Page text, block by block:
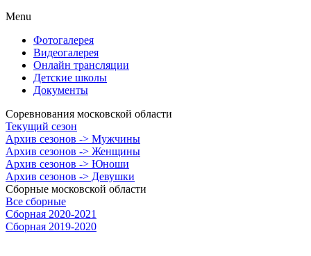
Menu
Фотогалерея
Видеогалерея
Онлайн трансляции
Детские школы
Документы
Соревнования московской области
Текущий сезон
Архив сезонов -> Мужчины
Архив сезонов -> Женщины
Архив сезонов -> Юноши
Архив сезонов -> Девушки
Сборные московской области
Все сборные
Сборная 2020-2021
Сборная 2019-2020